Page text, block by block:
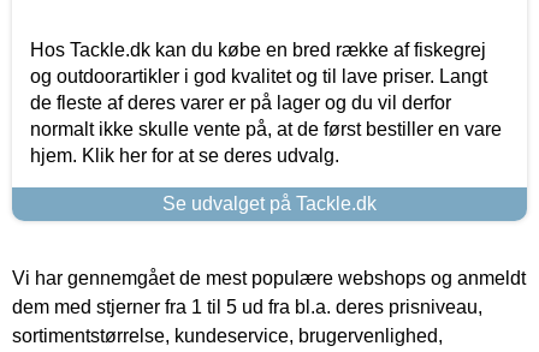
Hos Tackle.dk kan du købe en bred række af fiskegrej
og outdoorartikler i god kvalitet og til lave priser. Langt
de fleste af deres varer er på lager og du vil derfor
normalt ikke skulle vente på, at de først bestiller en vare
hjem. Klik her for at se deres udvalg.
Se udvalget på Tackle.dk
Vi har gennemgået de mest populære webshops og anmeldt
dem med stjerner fra 1 til 5 ud fra bl.a. deres prisniveau,
sortimentstørrelse, kundeservice, brugervenlighed,